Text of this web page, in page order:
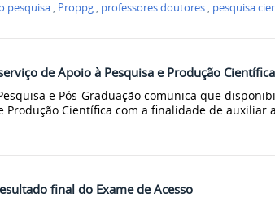
pesquisa , Proppg , professores doutores , pesquisa
de Apoio à Pesquisa e Produção Científica
e Pós-Graduação comunica que
Produção Científica com a finalidade de auxiliar
final do Exame de Acesso